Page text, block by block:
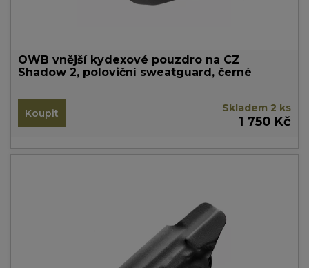
OWB vnější kydexové pouzdro na CZ
Shadow 2, poloviční sweatguard, černé
Koupit Skladem 2 ks
1 750 Kč